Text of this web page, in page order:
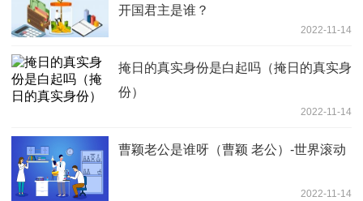
开国君主是谁？
2022-11-14
掩日的真实身份是白起吗（掩日的真实身
份）
2022-11-14
曹颖老公是谁呀（曹颖 老公）-世界滚动
2022-11-14